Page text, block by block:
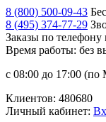
8 (800) 500-09-43
8 (495) 374-77-29
Заказы по телефону
Время работы: без
с 08:00 до 17:00 (по
Клиентов: 480680
Личный кабинет: